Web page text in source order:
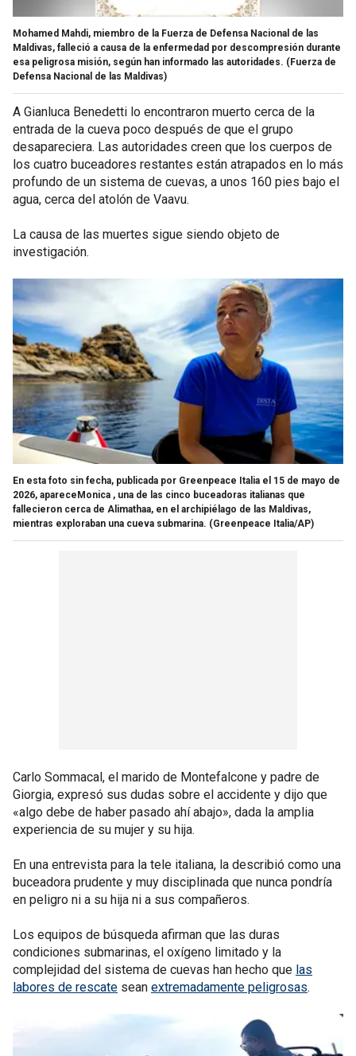
Mohamed Mahdi, miembro de la Fuerza de Defensa Nacional de las
Maldivas, falleció a causa de la enfermedad por descompresión durante
esa peligrosa misión, según han informado las autoridades. (Fuerza de
Defensa Nacional de las Maldivas)
A Gianluca Benedetti lo encontraron muerto cerca de la
entrada de la cueva poco después de que el grupo
desapareciera. Las autoridades creen que los cuerpos de
los cuatro buceadores restantes están atrapados en lo más
profundo de un sistema de cuevas, a unos 160 pies bajo el
agua, cerca del atolón de Vaavu.
La causa de las muertes sigue siendo objeto de
investigación.
En esta foto sin fecha, publicada por Greenpeace Italia el 15 de mayo de
2026, apareceMonica , una de las cinco buceadoras italianas que
fallecieron cerca de Alimathaa, en el archipiélago de las Maldivas,
mientras exploraban una cueva submarina. (Greenpeace Italia/AP)
Carlo Sommacal, el marido de Montefalcone y padre de
Giorgia, expresó sus dudas sobre el accidente y dijo que
«algo debe de haber pasado ahí abajo», dada la amplia
experiencia de su mujer y su hija.
En una entrevista para la tele italiana, la describió como una
buceadora prudente y muy disciplinada que nunca pondría
en peligro ni a su hija ni a sus compañeros.
Los equipos de búsqueda afirman que las duras
condiciones submarinas, el oxígeno limitado y la
complejidad del sistema de cuevas han hecho que las
labores de rescate sean extremadamente peligrosas.